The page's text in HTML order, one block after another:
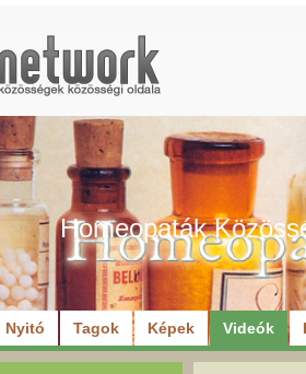
Homeopaták
Nyitó Tagok Képek Videók